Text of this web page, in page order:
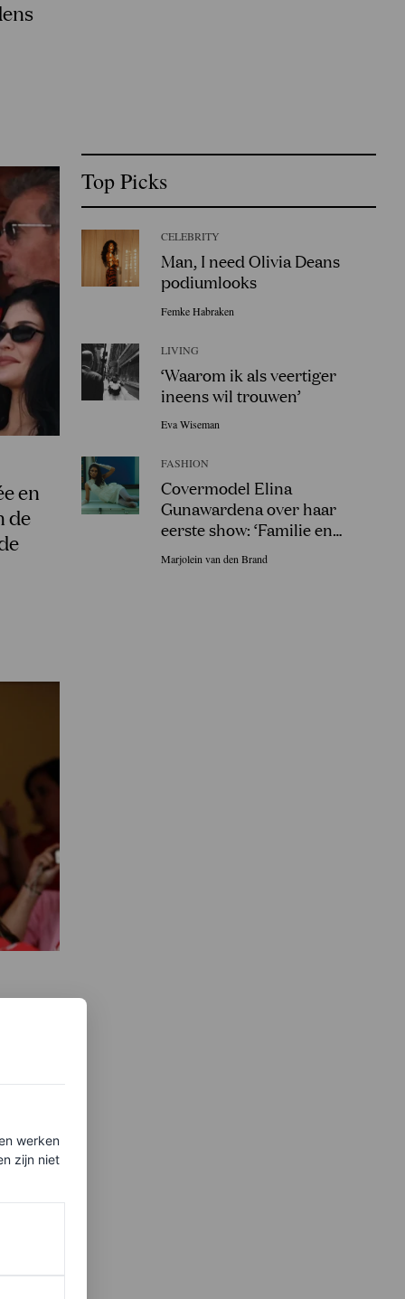
en
de
Top Picks
CELEBRITY
Man, I need Olivia Deans
podiumlooks
Femke Habraken
LIVING
‘Waarom ik als veertiger
ineens wil trouwen’
Eva Wiseman
FASHION
Covermodel Elina
Gunawardena over haar
eerste show: ‘Familie en
vrienden in Sri Lanka gingen
uit hun dak!’
Marjolein van den Brand
werken
zijn niet